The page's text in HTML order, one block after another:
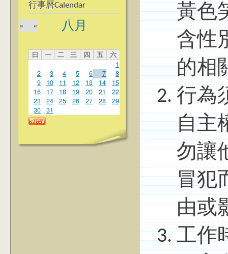
行事曆Calendar
八月
«
»
曰 一 二 三 四 五
六
1
2
3 4 5 6 7
8
9
10 11 12 13 14
15
16
17 18 19 20 21
22
23
24 25 26 27 28
29
30
31
黃色
含性
的相
行為
自主
勿讓
冒犯
由或
工作